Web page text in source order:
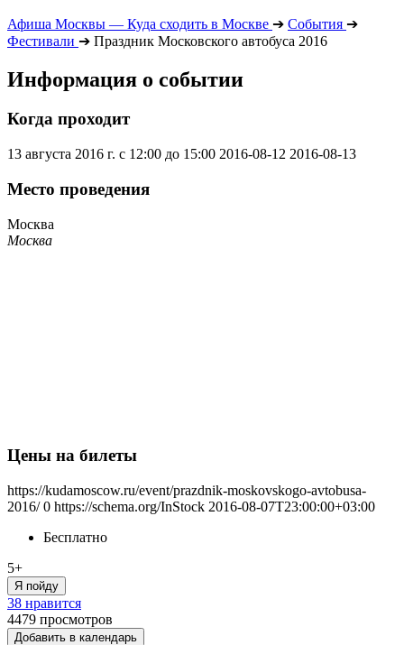
Афиша Москвы — Куда сходить в Москве ➔ События ➔
Фестивали ➔ Праздник Московского автобуса 2016
Информация о событии
Когда проходит
13 августа 2016 г. с 12:00 до 15:00 2016-08-12 2016-08-13
Место проведения
Москва
Москва
Цены на билеты
https://kudamoscow.ru/event/prazdnik-moskovskogo-avtobusa-
2016/ 0 https://schema.org/InStock 2016-08-07T23:00:00+03:00
Бесплатно
5+
Я пойду
38 нравится
4479 просмотров
Добавить в календарь